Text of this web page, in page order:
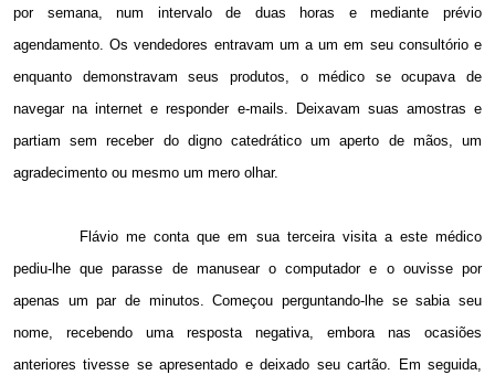
por semana, num intervalo de duas horas e mediante prévio
agendamento. Os vendedores entravam um a um em seu consultório e
enquanto demonstravam seus produtos, o médico se ocupava de
navegar na internet e responder e-mails. Deixavam suas amostras e
partiam sem receber do digno catedrático um aperto de mãos, um
agradecimento ou mesmo um mero olhar.
Flávio me conta que em sua terceira visita a este médico
pediu-lhe que parasse de manusear o computador e o ouvisse por
apenas um par de minutos. Começou perguntando-lhe se sabia seu
nome, recebendo uma resposta negativa, embora nas ocasiões
anteriores tivesse se apresentado e deixado seu cartão. Em seguida,